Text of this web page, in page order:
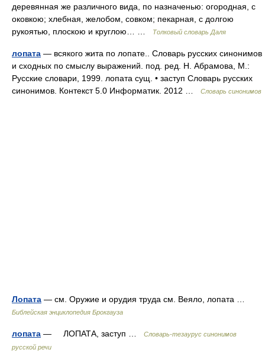
деревянная же различного вида, по назначенью: огородная, с
оковкою; хлебная, желобом, совком; пекарная, с долгою
рукоятью, плоскою и круглою… …
Толковый словарь Даля
лопата — всякого жита по лопате.. Словарь русских синонимов
и сходных по смыслу выражений. под. ред. Н. Абрамова, М.:
Русские словари, 1999. лопата сущ. • заступ Словарь русских
синонимов. Контекст 5.0 Информатик. 2012 …
Словарь синонимов
Лопата — см. Оружие и орудия труда см. Веяло, лопата …
Библейская энциклопедия Брокгауза
лопата — ЛОПАТА, заступ …
Словарь-тезаурус синонимов
русской речи